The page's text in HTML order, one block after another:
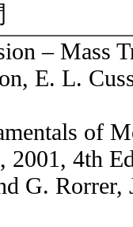
– Mass
E. L.
of
2001, 4th
G.